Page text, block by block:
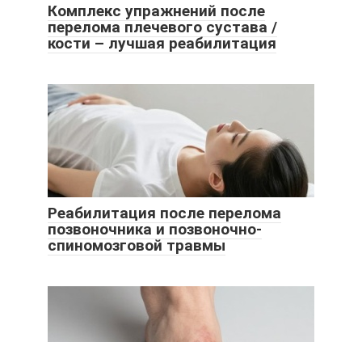
Комплекс упражнений после
перелома плечевого сустава /
кости – лучшая реабилитация
Реабилитация после перелома
позвоночника и позвоночно-
спиномозговой травмы